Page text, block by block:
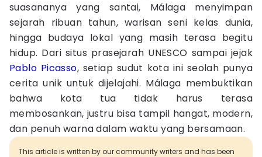
suasananya yang santai, Málaga menyimpan
sejarah ribuan tahun, warisan seni kelas dunia,
hingga budaya lokal yang masih terasa begitu
hidup. Dari situs prasejarah UNESCO sampai jejak
Pablo Picasso, setiap sudut kota ini seolah punya
cerita unik untuk dijelajahi. Málaga membuktikan
bahwa kota tua tidak harus terasa
membosankan, justru bisa tampil hangat, modern,
dan penuh warna dalam waktu yang bersamaan.
This article is written by our community writers and has been